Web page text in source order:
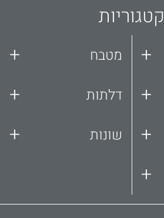
קטגוריות
+
+
+
+
מטבח +
דלתות +
שונות +